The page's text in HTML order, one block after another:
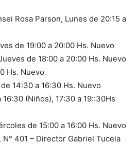
Rosa Parson, Lunes de 20:15 a
de 19:00 a 20:00 Hs. Nuevo
de 18:00 a 20:00 Hs. Nuevo
Hs. Nuevo
14:30 a 16:30 Hs. Nuevo
(Niños), 17:30 a 19::30Hs
de 15:00 a 16:00 Hs. Nuevo
N° 401 – Director Gabriel Tucela